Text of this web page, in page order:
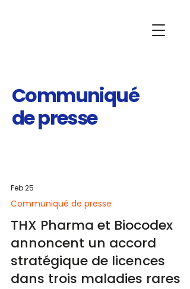
Communiqué
de presse
Feb 25
Communiqué de presse
THX Pharma et Biocodex
annoncent un accord
stratégique de licences
dans trois maladies rares